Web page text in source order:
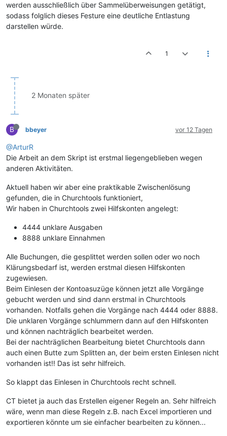
werden ausschließlich über Sammelüberweisungen getätigt,
sodass folglich dieses Festure eine deutliche Entlastung
darstellen würde.
1
2 Monaten später
B bbeyer vor 12 Tagen
@ArturR
Die Arbeit an dem Skript ist erstmal liegengeblieben wegen
anderen Aktivitäten.
Aktuell haben wir aber eine praktikable Zwischenlösung
gefunden, die in Churchtools funktioniert,
Wir haben in Churchtools zwei Hilfskonten angelegt:
4444 unklare Ausgaben
8888 unklare Einnahmen
Alle Buchungen, die gesplittet werden sollen oder wo noch
Klärungsbedarf ist, werden erstmal diesen Hilfskonten
zugewiesen.
Beim Einlesen der Kontoasuzüge können jetzt alle Vorgänge
gebucht werden und sind dann erstmal in Churchtools
vorhanden. Notfalls gehen die Vorgänge nach 4444 oder 8888.
Die unklaren Vorgänge schlummern dann auf den Hilfskonten
und können nachträglich bearbeitet werden.
Bei der nachträglichen Bearbeitung bietet Churchtools dann
auch einen Butte zum Splitten an, der beim ersten Einlesen nicht
vorhanden ist!! Das ist sehr hilfreich.
So klappt das Einlesen in Churchtools recht schnell.
CT bietet ja auch das Erstellen eigener Regeln an. Sehr hilfreich
wäre, wenn man diese Regeln z.B. nach Excel importieren und
exportieren könnte um sie einfacher bearbeiten zu können...